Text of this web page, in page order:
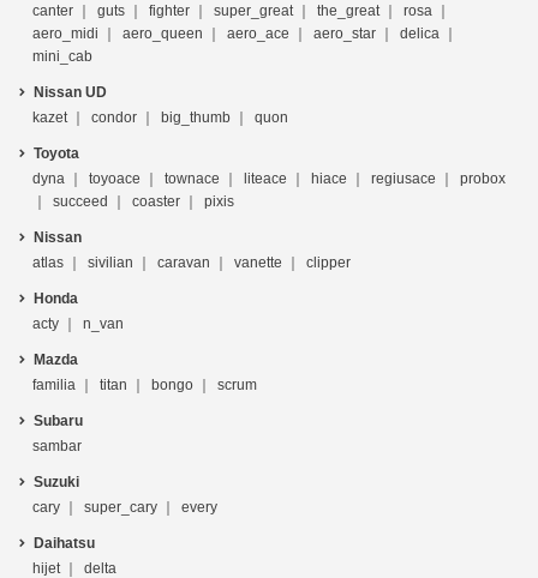
canter
guts fighter super_great the_great
rosa
aero_midi
aero_queen aero_ace aero_star
delica
mini_cab
Nissan UD
kazet
condor big_thumb quon
Toyota
dyna
toyoace townace liteace hiace regiusace
probox
succeed
coaster pixis
Nissan
atlas
sivilian caravan vanette clipper
Honda
acty
n_van
Mazda
familia
titan bongo scrum
Subaru
sambar
Suzuki
cary
super_cary every
Daihatsu
hijet
delta